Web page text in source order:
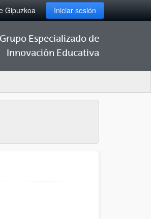
Gipuzkoa Iniciar sesión
Especializado de
Innovación Educativa